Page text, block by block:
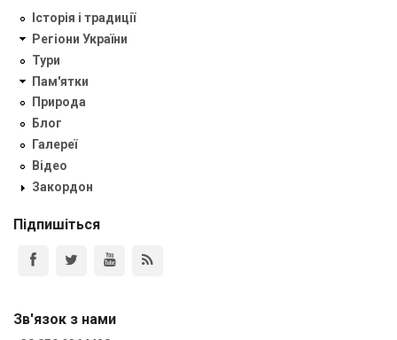
Історія і традиції
Регіони України
Тури
Пам'ятки
Природа
Блог
Галереї
Відео
Закордон
Підпишіться
Зв'язок з нами